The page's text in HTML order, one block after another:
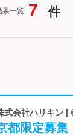
果一覧 7 件
式会社ハリキン |
都限定募